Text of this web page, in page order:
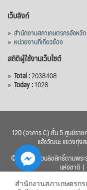
เว็บลิงก์
» สำนักงานสภาเกษตรกรจังหวัด
» หน่วยงานที่เกี่ยวข้อง
สถิติผู้ใช้งานเว็บไซต์
» Total :2038408
» Today :1028
120 (อาคาร C) ชั้น 5 ศูนย์รา
แจ้งวัฒนะ แขวงทุ่ง
© 2560 สงวนลิขสิทธิ์ตามพร
แห่งชาติ |
สำนักงานสภาเกษตรก